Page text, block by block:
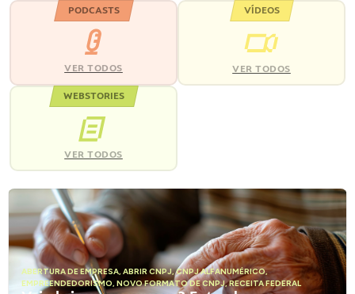
PODCASTS
VER TODOS
VÍDEOS
VER TODOS
WEBSTORIES
VER TODOS
ABERTURA DE EMPRESA, ABRIR CNPJ,CNPJ ALFANUMÉRICO,
EMPREENDEDORISMO, NOVO FORMATO DE CNPJ,RECEITA FEDERAL